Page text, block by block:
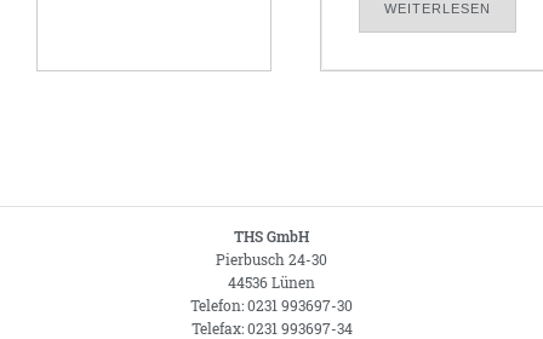
WEITERLESEN
THS GmbH
Pierbusch 24-30
44536 Lünen
Telefon: 0231 993697-30
Telefax: 0231 993697-34